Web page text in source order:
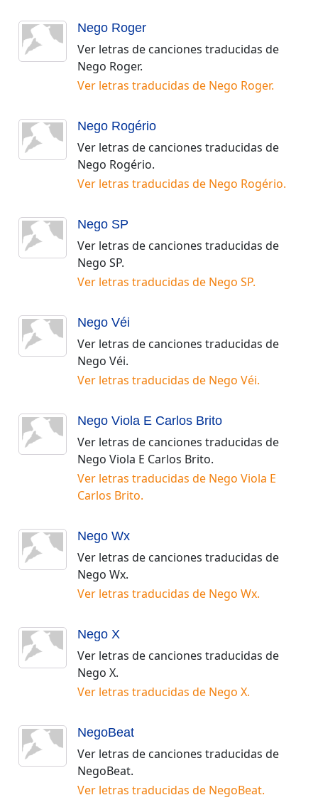
Nego Roger
Ver letras de canciones traducidas de
Nego Roger.
Ver letras traducidas de Nego Roger.
Nego Rogério
Ver letras de canciones traducidas de
Nego Rogério.
Ver letras traducidas de Nego Rogério.
Nego SP
Ver letras de canciones traducidas de
Nego SP.
Ver letras traducidas de Nego SP.
Nego Véi
Ver letras de canciones traducidas de
Nego Véi.
Ver letras traducidas de Nego Véi.
Nego Viola E Carlos Brito
Ver letras de canciones traducidas de
Nego Viola E Carlos Brito.
Ver letras traducidas de Nego Viola E
Carlos Brito.
Nego Wx
Ver letras de canciones traducidas de
Nego Wx.
Ver letras traducidas de Nego Wx.
Nego X
Ver letras de canciones traducidas de
Nego X.
Ver letras traducidas de Nego X.
NegoBeat
Ver letras de canciones traducidas de
NegoBeat.
Ver letras traducidas de NegoBeat.